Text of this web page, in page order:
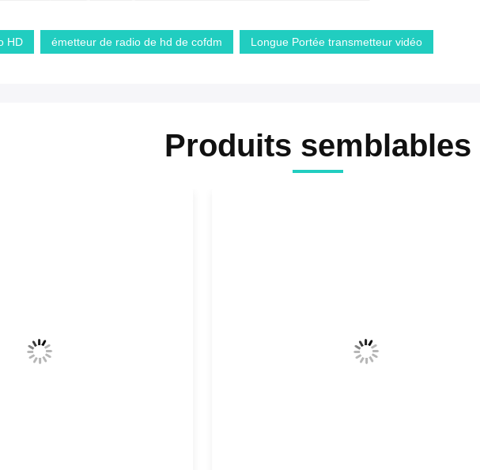
HD émetteur de radio de hd de cofdm Longue Portée transmetteur vidéo
Produits semblables